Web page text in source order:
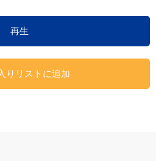
・ランキングなど
新情報をチェック！
再生
りリストに追加